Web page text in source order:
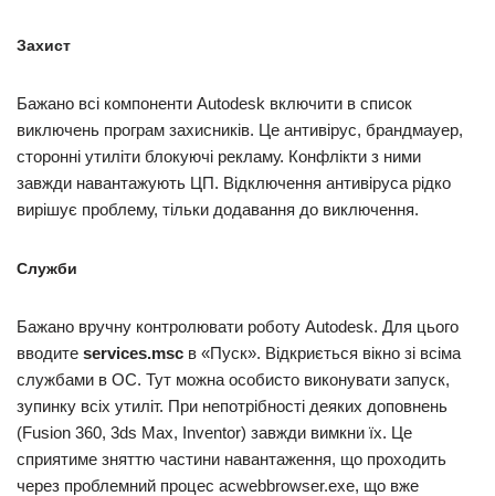
Захист
Бажано всі компоненти Autodesk включити в список
виключень програм захисників. Це антивірус, брандмауер,
сторонні утиліти блокуючі рекламу. Конфлікти з ними
завжди навантажують ЦП. Відключення антивіруса рідко
вирішує проблему, тільки додавання до виключення.
Служби
Бажано вручну контролювати роботу Autodesk. Для цього
вводите services.msc в «Пуск». Відкриється вікно зі всіма
службами в ОС. Тут можна особисто виконувати запуск,
зупинку всіх утиліт. При непотрібності деяких доповнень
(Fusion 360, 3ds Max, Inventor) завжди вимкни їх. Це
сприятиме зняттю частини навантаження, що проходить
через проблемний процес acwebbrowser.exe, що вже